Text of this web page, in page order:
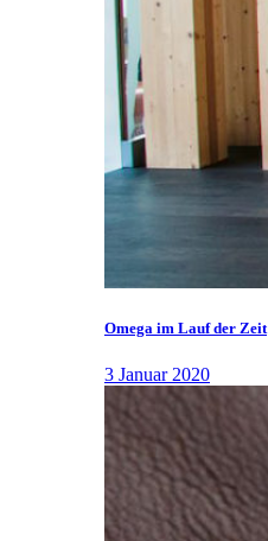
Omega im Lauf der Zeit
3 Januar 2020